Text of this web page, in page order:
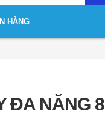
HÀNG
ĐA NĂNG 8